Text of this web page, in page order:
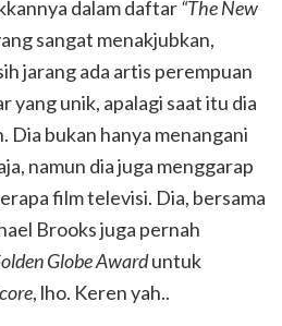
dalam daftar“The New
sangat menakjubkan,
jarang ada artis perempuan
yang unik, apalagi saat itu dia
Dia bukan hanya menangani
namun dia juga menggarap
film televisi. Dia, bersama
Brooks juga pernah
Globe Awarduntuk
, lho. Keren yah..